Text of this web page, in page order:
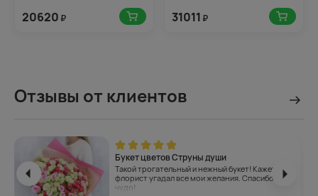
20620 ₽ 31011 ₽
Отзывы от клиентов
Букет цветов Струны души
Такой трогательный и нежный букет! Кажется,
флорист угадал все мои желания. Спасибо за
чудо!